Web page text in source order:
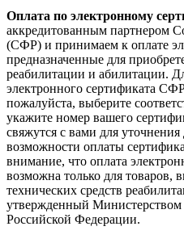
Оплата по электронному
аккредитованным партнером
(СФР) и принимаем к оплате
предназначенные для
реабилитации и абилитации.
электронного сертификата
пожалуйста, выберите
укажите номер вашего
свяжутся с вами для
возможности оплаты
внимание, что оплата
возможна только для товаров,
технических средств
утвержденный
Российской Федерации.